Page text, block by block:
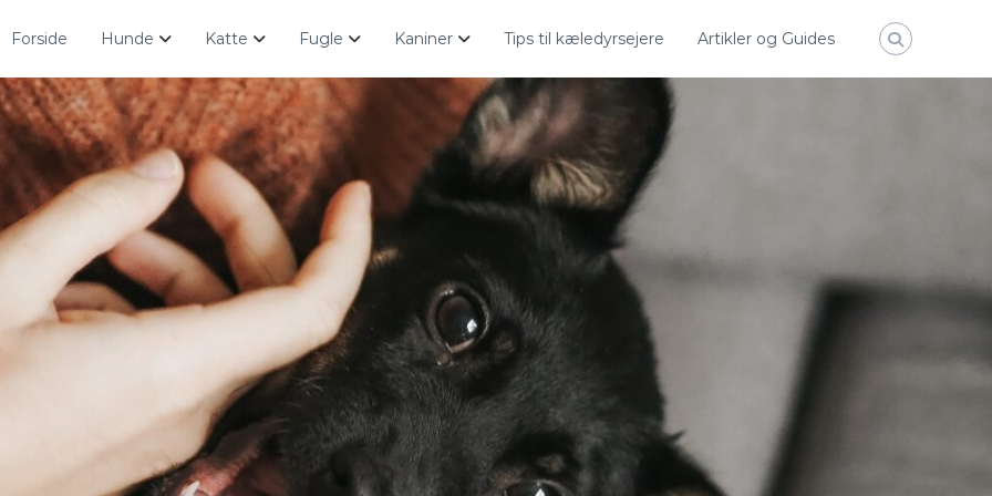
Forside Hunde Katte Fugle Kaniner Tips til kæledyrsejere Artikler og Guides